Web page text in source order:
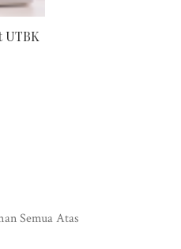
UTBK
Semua Atas